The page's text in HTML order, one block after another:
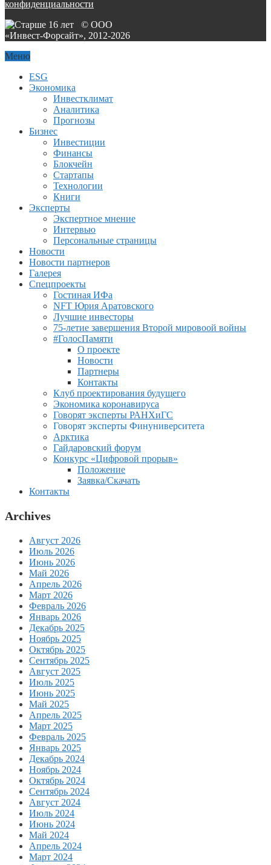
конфиденциальности
© ООО
«Инвест-Форсайт», 2012-2026
Меню
ESG
Экономика
Инвестклимат
Аналитика
Прогнозы
Бизнес
Инвестиции
Финансы
Блокчейн
Стартапы
Технологии
Книги
Эксперты
Экспертное мнение
Интервью
Персональные страницы
Новости
Новости партнеров
Галерея
Спецпроекты
Гостиная ИФа
NFT Юрия Аратовского
Лучшие инвесторы
75-летие завершения Второй мировоой войны
#ГолосПамяти
О проекте
Новости
Партнеры
Контакты
Клуб проектирования будущего
Экономика коронавируса
Говорят эксперты РАНХиГС
Говорят эксперты Финуниверситета
Арктика
Гайдаровский форум
Конкурс «Цифровой прорыв»
Положение
Заявка/Скачать
Контакты
Archives
Август 2026
Июль 2026
Июнь 2026
Май 2026
Апрель 2026
Март 2026
Февраль 2026
Январь 2026
Декабрь 2025
Ноябрь 2025
Октябрь 2025
Сентябрь 2025
Август 2025
Июль 2025
Июнь 2025
Май 2025
Апрель 2025
Март 2025
Февраль 2025
Январь 2025
Декабрь 2024
Ноябрь 2024
Октябрь 2024
Сентябрь 2024
Август 2024
Июль 2024
Июнь 2024
Май 2024
Апрель 2024
Март 2024